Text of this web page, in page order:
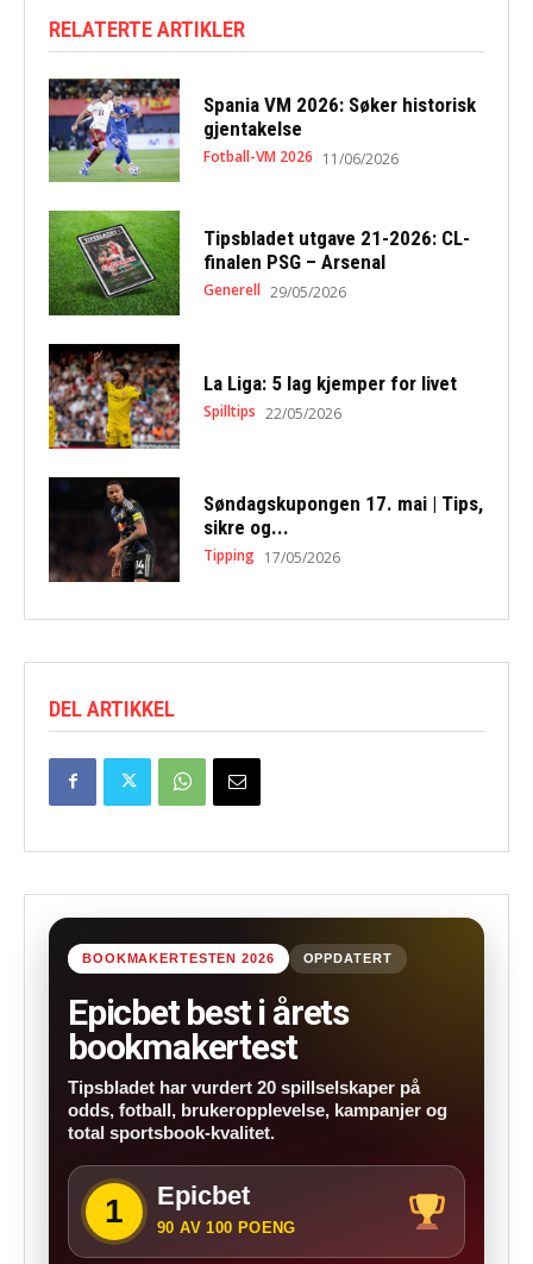
RELATERTE ARTIKLER
Spania VM 2026: Søker historisk
gjentakelse
Fotball-VM 2026 11/06/2026
Tipsbladet utgave 21-2026: CL-
finalen PSG – Arsenal
Generell 29/05/2026
La Liga: 5 lag kjemper for livet
Spilltips 22/05/2026
Søndagskupongen 17. mai | Tips,
sikre og...
Tipping 17/05/2026
DEL ARTIKKEL
BOOKMAKERTESTEN 2026 OPPDATERT
Epicbet best i årets
bookmakertest
Tipsbladet har vurdert 20 spillselskaper på
odds, fotball, brukeropplevelse, kampanjer og
total sportsbook-kvalitet.
1 Epicbet
90 AV 100 POENG